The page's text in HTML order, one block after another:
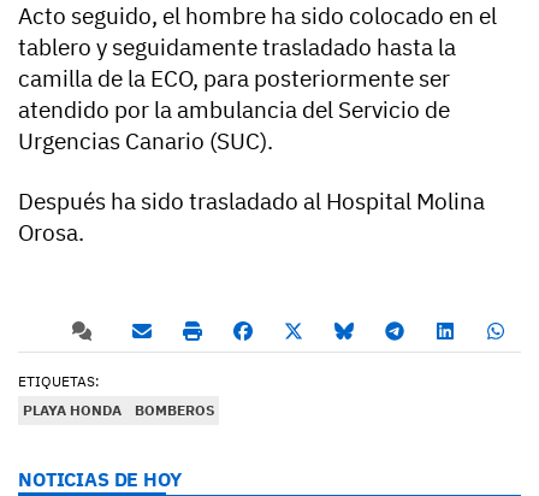
Acto seguido, el hombre ha sido colocado en el
tablero y seguidamente trasladado hasta la
camilla de la ECO, para posteriormente ser
atendido por la ambulancia del Servicio de
Urgencias Canario (SUC).
Después ha sido trasladado al Hospital Molina
Orosa.
ETIQUETAS:
PLAYA HONDA
BOMBEROS
NOTICIAS DE HOY